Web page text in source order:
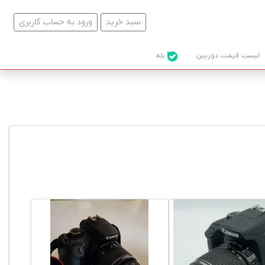
ورود به حساب کاربری سبد خرید
لیست قیمت دوربین